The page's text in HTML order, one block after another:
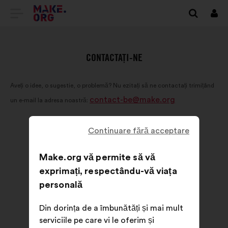
DIRECȚIONARE
A
MAKE.ORG
CONTACTAȚI-NE
Aveți o idee, o sugestie, o problemă? Nu ezitați să ne contactați trimițând
un e-mail la adresa noastră: contact-be@make.org
Continuare fără acceptare
Make.org vă permite să vă
exprimați, respectându-vă viața
personală
Din dorința de a îmbunătăți și mai mult
serviciile pe care vi le oferim și